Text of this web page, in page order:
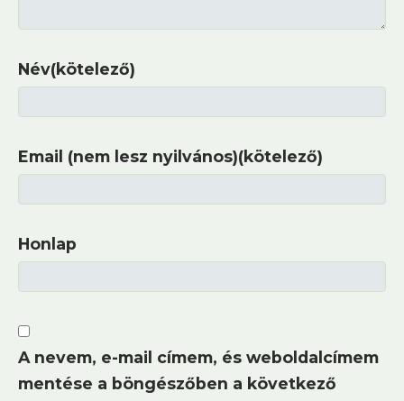
Név(kötelező)
Email (nem lesz nyilvános)(kötelező)
Honlap
A nevem, e-mail címem, és weboldalcímem
mentése a böngészőben a következő